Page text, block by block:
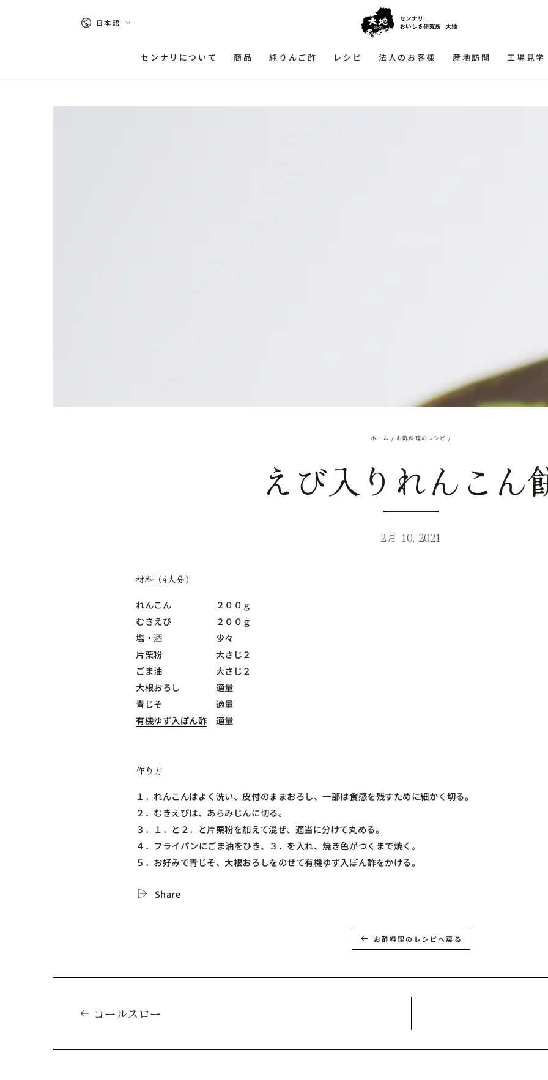
言
日本語
センナリについて 商品 純りんご酢 レシピ 法人のお客様 産地訪問 工場見学
ホーム / お酢料理のレシピ /
えび入りれんこん
2月 10, 2021
材料（4人分）
れんこん ２００ｇ
むきえび ２００ｇ
塩・酒 少々
片栗粉 大さじ２
ごま油 大さじ２
大根おろし 適量
青じそ 適量
有機ゆず入ぽん酢 適量
作り方
１．れんこんはよく洗い、皮付のままおろし、一部は食感を残すために細かく切る。
２．むきえびは、あらみじんに切る。
３．１．と２．と片栗粉を加えて混ぜ、適当に分けて丸める。
４．フライパンにごま油をひき、３．を入れ、焼き色がつくまで焼く。
５．お好みで青じそ、大根おろしをのせて有機ゆず入ぽん酢をかける。
Share
お酢料理のレシピへ戻る
コールスロー